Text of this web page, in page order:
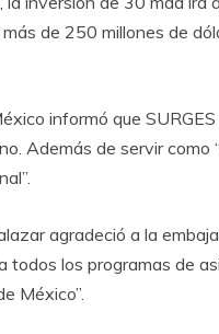
de 250 millones de
informó que
Además de servir
agradeció a la
todos los programas de
México”.